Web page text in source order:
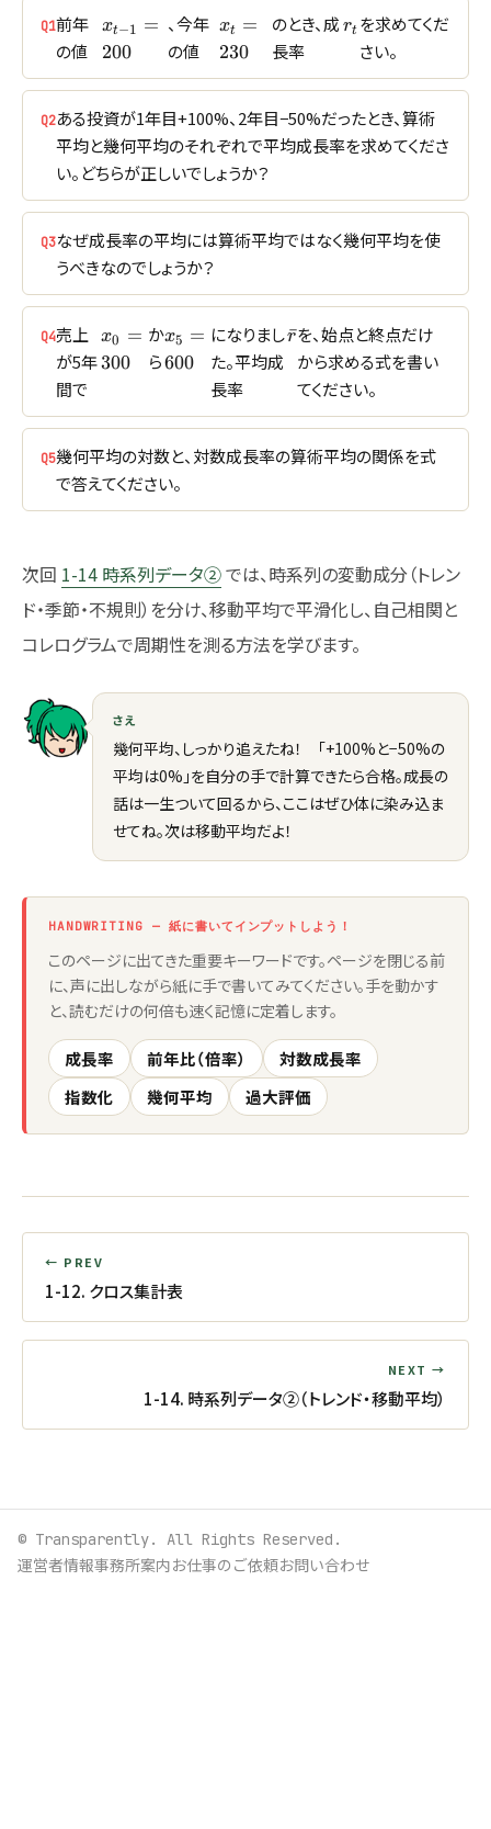
Q1前年
の値
x_{t-
1}=200
xt−1
=
200
、今年
の値
x_t=230
xt =
230
のとき、成
長率
r_t
rt を求めてくだ
さい。
Q2ある投資が1年目+100%、2年目−50%だったとき、算術
平均と幾何平均のそれぞれで平均成長率を求めてくださ
い。どちらが正しいでしょうか？
Q3なぜ成長率の平均には算術平均ではなく幾何平均を使
うべきなのでしょうか？
Q4売上
が5年
間で
x_0=300
x0
=
300
か
ら
x_5=600
x5 =
600
になりまし
た。平均成
長率
\bar{r}
r
ˉを、始点と終点だけ
から求める式を書い
てください。
Q5幾何平均の対数と、対数成長率の算術平均の関係を式
で答えてください。
次回 1-14 時系列データ②では、時系列の変動成分（トレン
ド・季節・不規則）を分け、移動平均で平滑化し、自己相関と
コレログラムで周期性を測る方法を学びます。
さえ
幾何平均、しっかり追えたね！ 「+100%と−50%の
平均は0%」を自分の手で計算できたら合格。成長の
話は一生ついて回るから、ここはぜひ体に染み込ま
せてね。次は移動平均だよ！
HANDWRITING — 紙に書いてインプットしよう！
このページに出てきた重要キーワードです。ページを閉じる前
に、声に出しながら紙に手で書いてみてください。手を動かす
と、読むだけの何倍も速く記憶に定着します。
成長率 前年比（倍率）
対数成長率
指数化
幾何平均 過大評価
← PREV
1-12. クロス集計表
NEXT →
1-14. 時系列データ②（トレンド・移動平均）
© Transparently. All Rights Reserved.
運営者情報事務所案内お仕事のご依頼お問い合わせ